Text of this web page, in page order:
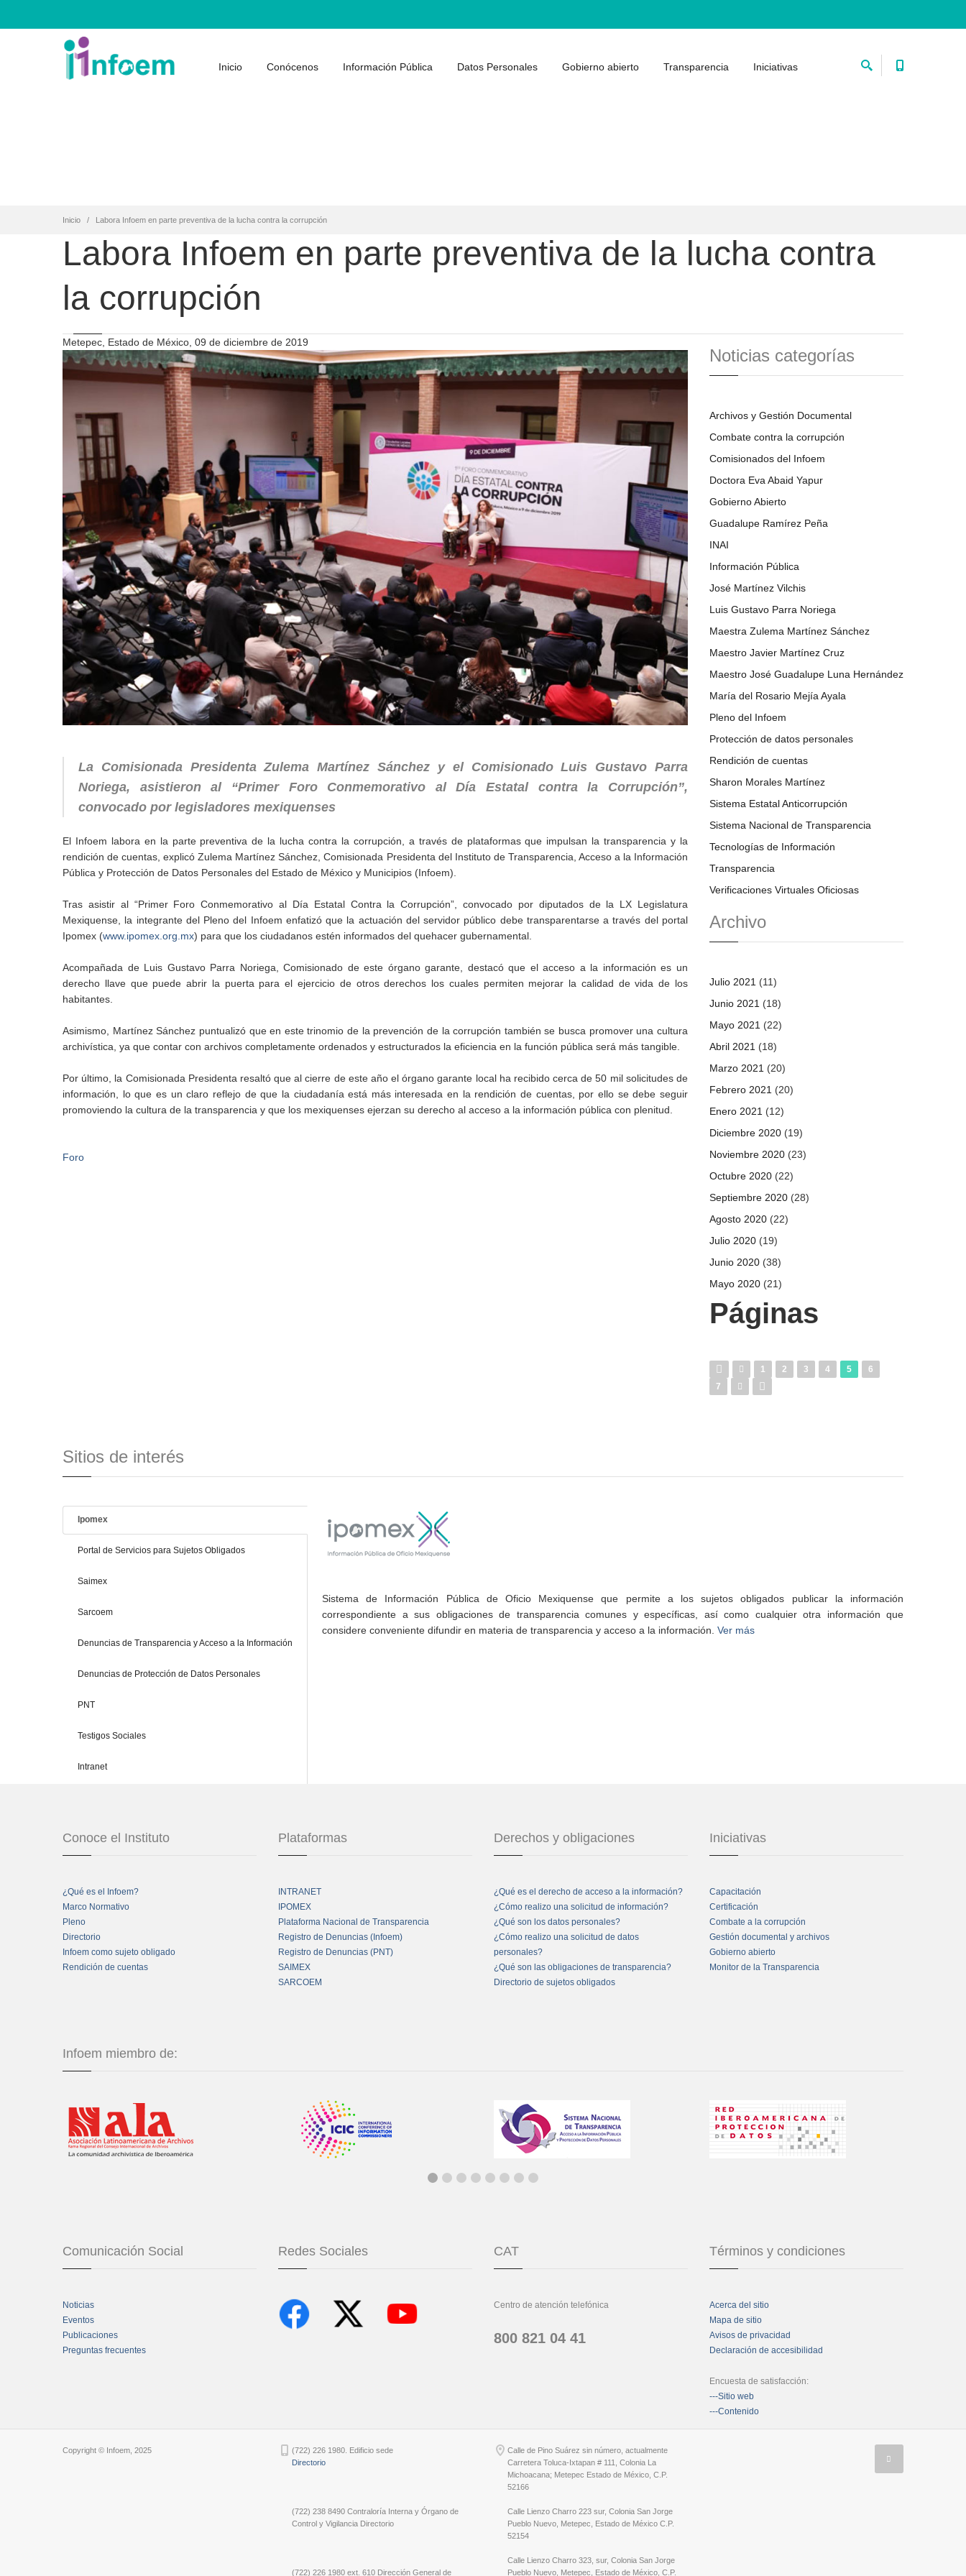
Inicio Conócenos Información Pública Datos Personales Gobierno abierto Transparencia Iniciativas
Inicio Labora Infoem en parte preventiva de la lucha contra la corrupción
Labora Infoem en parte preventiva de la lucha contra
la corrupción
Metepec, Estado de México, 09 de diciembre de 2019
La Comisionada Presidenta Zulema Martínez Sánchez y el Comisionado Luis Gustavo Parra
Noriega, asistieron al “Primer Foro Conmemorativo al Día Estatal contra la Corrupción”,
convocado por legisladores mexiquenses
El Infoem labora en la parte preventiva de la lucha contra la corrupción, a través de plataformas que impulsan la transparencia y la
rendición de cuentas, explicó Zulema Martínez Sánchez, Comisionada Presidenta del Instituto de Transparencia, Acceso a la Información
Pública y Protección de Datos Personales del Estado de México y Municipios (Infoem).
Tras asistir al “Primer Foro Conmemorativo al Día Estatal Contra la Corrupción”, convocado por diputados de la LX Legislatura
Mexiquense, la integrante del Pleno del Infoem enfatizó que la actuación del servidor público debe transparentarse a través del portal
Ipomex (www.ipomex.org.mx) para que los ciudadanos estén informados del quehacer gubernamental.
Acompañada de Luis Gustavo Parra Noriega, Comisionado de este órgano garante, destacó que el acceso a la información es un
derecho llave que puede abrir la puerta para el ejercicio de otros derechos los cuales permiten mejorar la calidad de vida de los
habitantes.
Asimismo, Martínez Sánchez puntualizó que en este trinomio de la prevención de la corrupción también se busca promover una cultura
archivística, ya que contar con archivos completamente ordenados y estructurados la eficiencia en la función pública será más tangible.
Por último, la Comisionada Presidenta resaltó que al cierre de este año el órgano garante local ha recibido cerca de 50 mil solicitudes de
información, lo que es un claro reflejo de que la ciudadanía está más interesada en la rendición de cuentas, por ello se debe seguir
promoviendo la cultura de la transparencia y que los mexiquenses ejerzan su derecho al acceso a la información pública con plenitud.
Foro
Noticias categorías
Archivos y Gestión Documental
Combate contra la corrupción
Comisionados del Infoem
Doctora Eva Abaid Yapur
Gobierno Abierto
Guadalupe Ramírez Peña
INAI
Información Pública
José Martínez Vilchis
Luis Gustavo Parra Noriega
Maestra Zulema Martínez Sánchez
Maestro Javier Martínez Cruz
Maestro José Guadalupe Luna Hernández
María del Rosario Mejía Ayala
Pleno del Infoem
Protección de datos personales
Rendición de cuentas
Sharon Morales Martínez
Sistema Estatal Anticorrupción
Sistema Nacional de Transparencia
Tecnologías de Información
Transparencia
Verificaciones Virtuales Oficiosas
Archivo
Julio 2021 (11)
Junio 2021 (18)
Mayo 2021 (22)
Abril 2021 (18)
Marzo 2021 (20)
Febrero 2021 (20)
Enero 2021 (12)
Diciembre 2020 (19)
Noviembre 2020 (23)
Octubre 2020 (22)
Septiembre 2020 (28)
Agosto 2020 (22)
Julio 2020 (19)
Junio 2020 (38)
Mayo 2020 (21)
Páginas
1 2 3 4 5
6
7
Sitios de interés
Ipomex
Portal de Servicios para Sujetos Obligados
Saimex
Sarcoem
Denuncias de Transparencia y Acceso a la Información
Denuncias de Protección de Datos Personales
PNT
Testigos Sociales
Intranet
Sistema de Información Pública de Oficio Mexiquense que permite a los sujetos obligados publicar la información
correspondiente a sus obligaciones de transparencia comunes y específicas, así como cualquier otra información que
considere conveniente difundir en materia de transparencia y acceso a la información. Ver más
Conoce el Instituto
¿Qué es el Infoem?
Marco Normativo
Pleno
Directorio
Infoem como sujeto obligado
Rendición de cuentas
Plataformas
INTRANET
IPOMEX
Plataforma Nacional de Transparencia
Registro de Denuncias (Infoem)
Registro de Denuncias (PNT)
SAIMEX
SARCOEM
Derechos y obligaciones
¿Qué es el derecho de acceso a la información?
¿Cómo realizo una solicitud de información?
¿Qué son los datos personales?
¿Cómo realizo una solicitud de datos
personales?
¿Qué son las obligaciones de transparencia?
Directorio de sujetos obligados
Iniciativas
Capacitación
Certificación
Combate a la corrupción
Gestión documental y archivos
Gobierno abierto
Monitor de la Transparencia
Infoem miembro de:
Comunicación Social
Noticias
Eventos
Publicaciones
Preguntas frecuentes
Redes Sociales CAT
Centro de atención telefónica
800 821 04 41
Términos y condiciones
Acerca del sitio
Mapa de sitio
Avisos de privacidad
Declaración de accesibilidad
Encuesta de satisfacción:
---Sitio web
---Contenido
Copyright © Infoem, 2025
(722) 226 1980. Edificio sede
Directorio
(722) 238 8490 Contraloría Interna y Órgano de
Control y Vigilancia Directorio
(722) 226 1980 ext. 610 Dirección General de
Calle de Pino Suárez sin número, actualmente
Carretera Toluca-Ixtapan # 111, Colonia La
Michoacana; Metepec Estado de México, C.P.
52166
Calle Lienzo Charro 223 sur, Colonia San Jorge
Pueblo Nuevo, Metepec, Estado de México C.P.
52154
Calle Lienzo Charro 323, sur, Colonia San Jorge
Pueblo Nuevo, Metepec, Estado de México, C.P.